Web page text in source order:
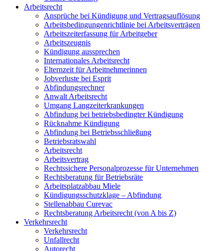
Arbeitsrecht
Ansprüche bei Kündigung und Vertragsauflösung
Arbeitsbedingungenrichtlinie bei Arbeitsverträgen
Arbeitszeiterfassung für Arbeitgeber
Arbeitszeugnis
Kündigung aussprechen
Internationales Arbeitsrecht
Elternzeit für Arbeitnehmerinnen
Jobverluste bei Esprit
Abfindungsrechner
Anwalt Arbeitsrecht
Umgang Langzeiterkrankungen
Abfindung bei betriebsbedingter Kündigung
Rücknahme Kündigung
Abfindung bei Betriebsschließung
Betriebsratswahl
Arbeitsrecht
Arbeitsvertrag
Rechtssichere Personalprozesse für Unternehmen
Rechtsberatung für Betriebsräte
Arbeitsplatzabbau Miele
Kündigungsschutzklage – Abfindung
Stellenabbau Curevac
Rechtsberatung Arbeitsrecht (von A bis Z)
Verkehrsrecht
Verkehrsrecht
Unfallrecht
Autorecht